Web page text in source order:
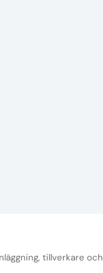
tillverkare och